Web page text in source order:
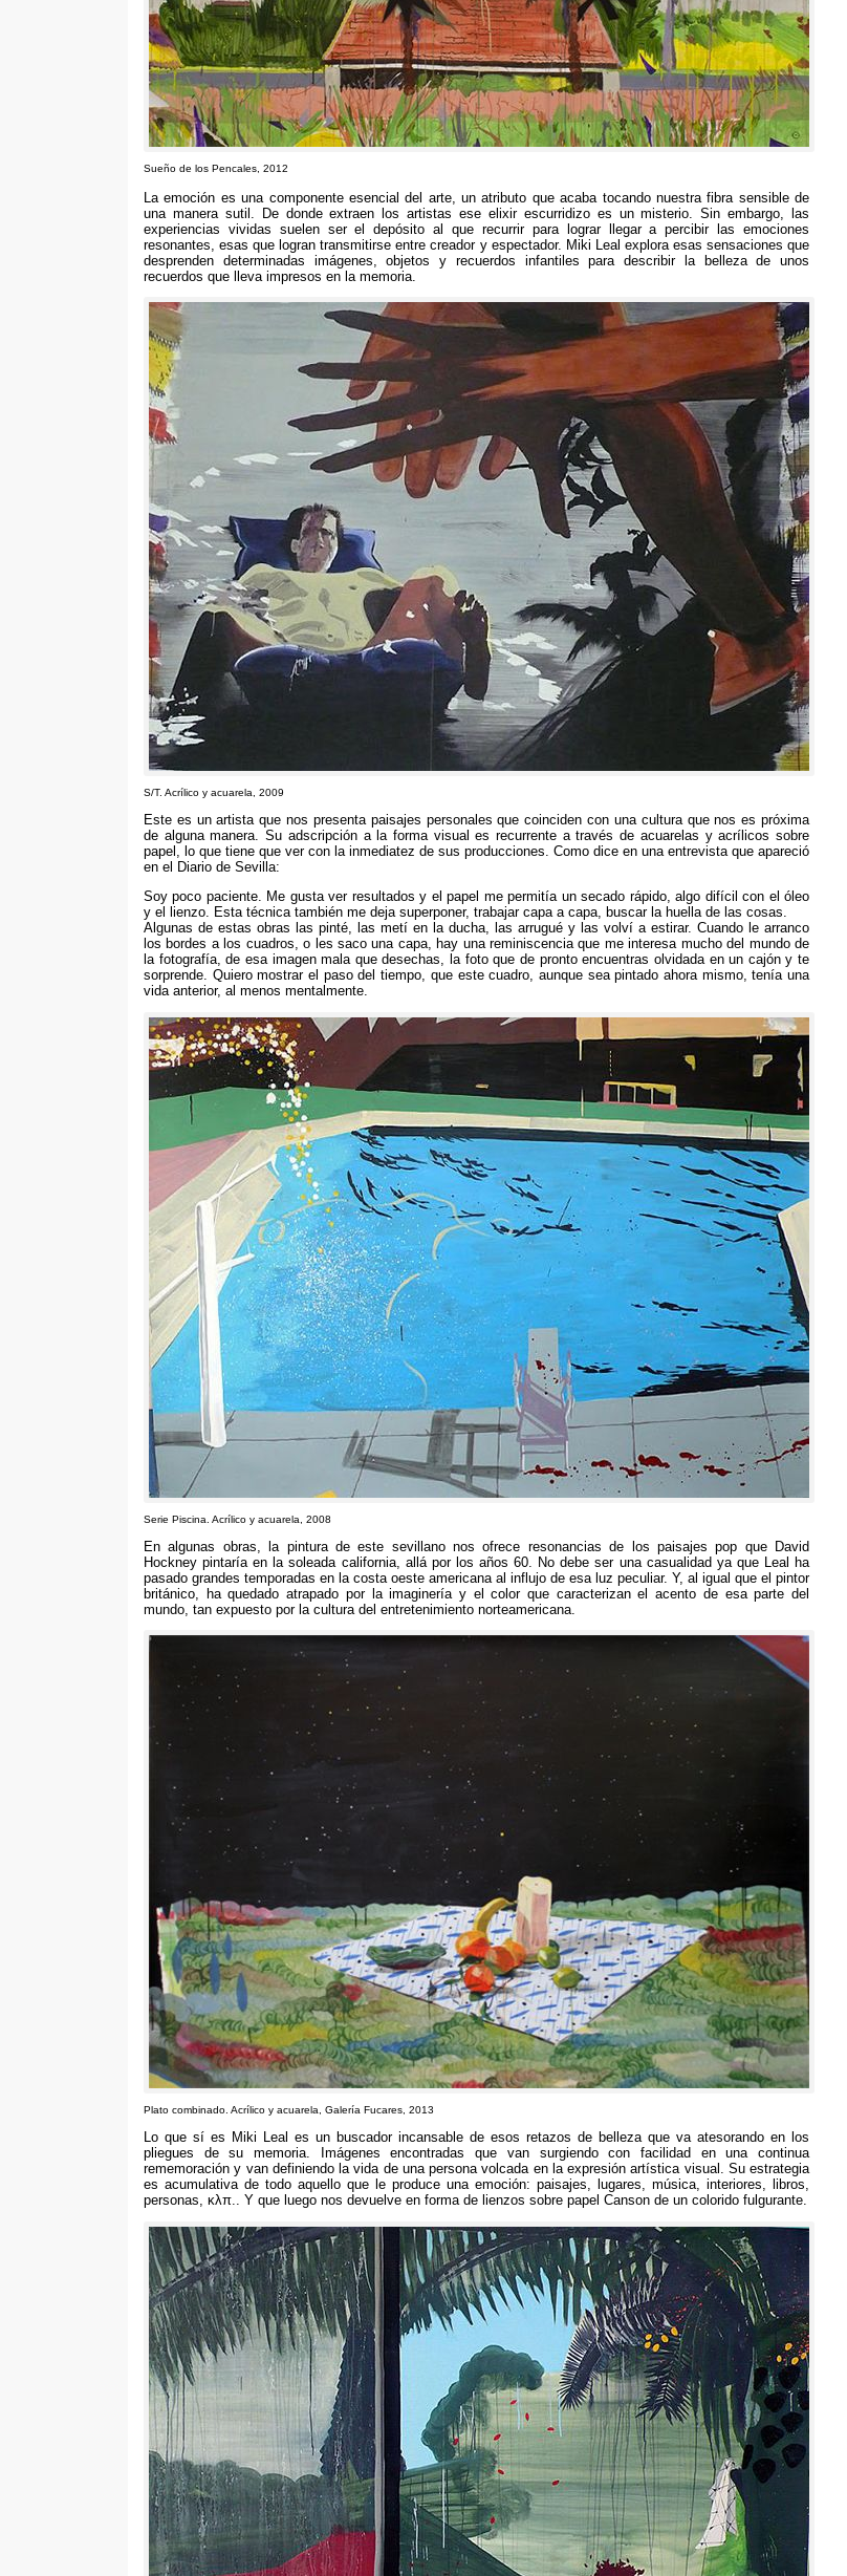
Sueño de los Pencales , 2012
La emoción es una componente esencial del arte, un atributo que acaba tocando nuestra fibra sensible de
una manera sutil
De donde extraen los artistas ese elixir escurridizo es un misterio . Sin embargo, las
experiencias vividas suelen ser el depósito al que recurrir para lograr llegar a percibir las emociones
resonantes ,esas que logran transmitirse entre creador y espectador. Miki Leal explora esas sensaciones que
desprenden determinadas imágenes ,objetos y recuerdos infantiles para describir la belleza de unos
recuerdos que lleva impresos en la memoria
S/T. Acrílico y acuarela, 2009
Este es un artista que nos presenta paisajes personales que coinciden con una cultura que nos es próxima
de alguna manera.Su adscripción a la forma visual es recurrente a través de acuarelas y acrílicos sobre
papel , lo que tiene que ver con la inmediatez de sus producciones. Como dice en una entrevista que apareció
en el Diario de Sevilla:
Soy poco paciente. Me gusta ver resultados y el papel me permitía un secado rápido,algo difícil con el óleo
y el lienzo
Esta técnica también me deja superponer, trabajar capa a capa buscar la huella de las cosas
Algunas de estas obras las pinté
las metí en la ducha las arrugué y las volví a estirar. Cuando le arranco
los bordes a los cuadros ,o les saco una capa,
hay una reminiscencia que me interesa mucho del mundo de
la fotografía,de esa imagen mala que desechas
la foto que de pronto encuentras olvidada en un cajón y te
sorprende Quiero mostrar el paso del tiempo que este cuadro aunque sea pintado ahora mismo,tenía una
vida anterior, al menos mentalmente
Serie Piscina . Acrílico y acuarela, 2008
En algunas obras ,la pintura de este sevillano nos ofrece resonancias de los paisajes pop que David
Hockney pintaría en la soleada california, allá por los años 60. No debe ser una casualidad ya que Leal ha
pasado grandes temporadas en la costa oeste americana al influjo de esa luz peculiar. Y, al igual que el pintor
británico
ha quedado atrapado por la imaginería y el color que caracterizan el acento de esa parte del
mundo tan expuesto por la cultura del entretenimiento norteamericana
Plato combinado. Acrílico y acuarela, Galería Fucares, 2013
Lo que sí es Miki Leal es un buscador incansable de esos retazos de belleza que va atesorando en los
pliegues de su memoria.
Imágenes encontradas que van surgiendo con facilidad en una continua
rememoración y van definiendo la vida de una persona volcada en la expresión artística visual . Su estrategia
es acumulativa de todo aquello que le produce una emoción: paisajes, lugares, música, interiores, libros,
personas, κλπ.. Y que luego nos devuelve en forma de lienzos sobre papel Canson de un colorido fulgurante.